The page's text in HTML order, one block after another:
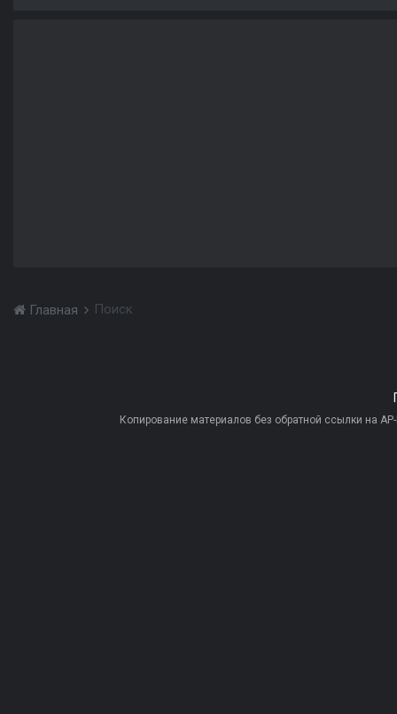
Главная Поиск
Копирование материалов без обратной ссылки на